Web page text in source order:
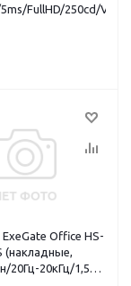
FullHD/250cd/
Office HS-
(накладные,
20Гц-20кГц/1,5м/